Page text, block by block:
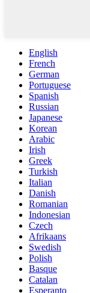
English
French
German
Portuguese
Spanish
Russian
Japanese
Korean
Arabic
Irish
Greek
Turkish
Italian
Danish
Romanian
Indonesian
Czech
Afrikaans
Swedish
Polish
Basque
Catalan
Esperanto